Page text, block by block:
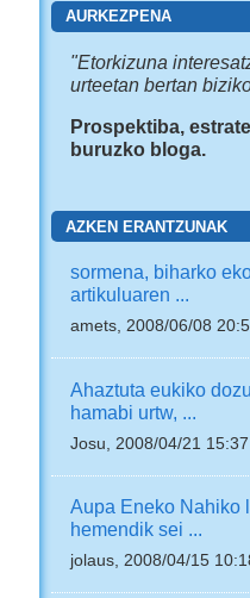
AURKEZPENA
"Etorkizuna
urteetan bertan
Prospektiba,
buruzko bloga.
AZKEN ERANTZUNAK
sormena, biharko
artikuluaren ...
amets, 2008/06/08
Ahaztuta eukiko
hamabi urtw, ...
Josu, 2008/04/21 15:37
Aupa Eneko Nahiko
hemendik sei ...
jolaus, 2008/04/15